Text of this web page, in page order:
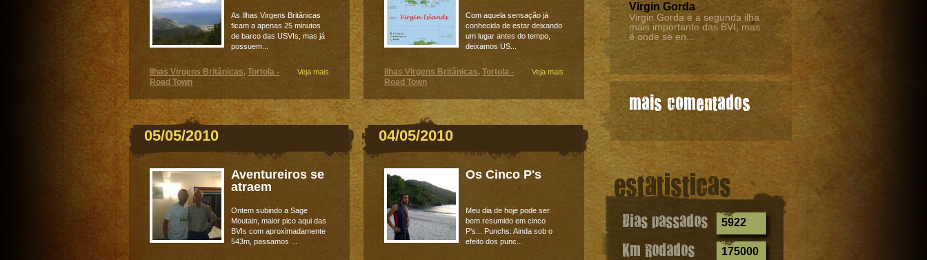
Virgin Gorda
Virgin Gorda é a segunda ilha
mais importante das BVI, mas
é onde se en...
mais comentados
estatisticas
Dias passados 5922
Km Rodados 175000
As Ilhas Virgens Britânicas
ficam a apenas 25 minutos
de barco das USVIs, mas já
possuem...
Veja mais
Ilhas Virgens Britânicas, Tortola -
Road Town
05/05/2010
Aventureiros se
atraem
Ontem subindo a Sage
Moutain, maior pico aqui das
BVIs com aproximadamente
543m, passamos ...
Com aquela sensação já
conhecida de estar deixando
um lugar antes do tempo,
deixamos US...
Veja mais
Ilhas Virgens Britânicas, Tortola -
Road Town
04/05/2010
Os Cinco P's
Meu dia de hoje pode ser
bem resumido em cinco
P's... Punchs: Ainda sob o
efeito dos punc...